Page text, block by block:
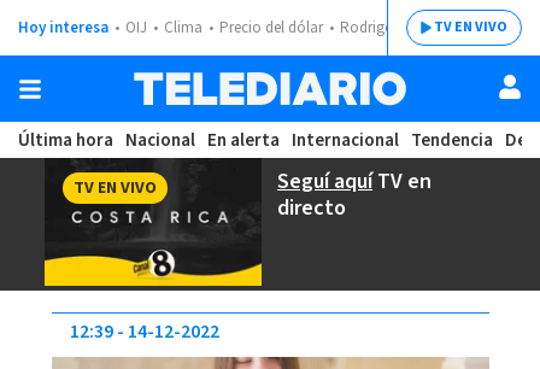
Hoy interesa OIJ Clima Precio del dólar Rodrigo ChavesTV EN VIVO
Última hora Nacional En alerta Internacional Tendencia
Seguí aquíTV en
directo
TV EN VIVO
12:39 14-12-2022